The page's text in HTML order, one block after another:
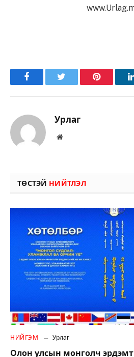
FacebookTwitter Pinterest
Урлаг
Вэбсайт
ТӨСТЭЙ НИЙТЛЭЛ
НИЙГЭМ Урлаг
Олон улсын монголч